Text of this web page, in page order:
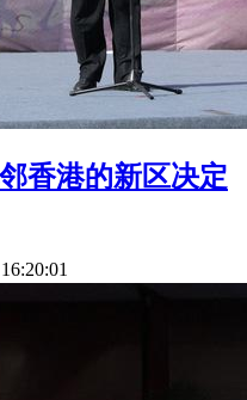
香港的新区决定